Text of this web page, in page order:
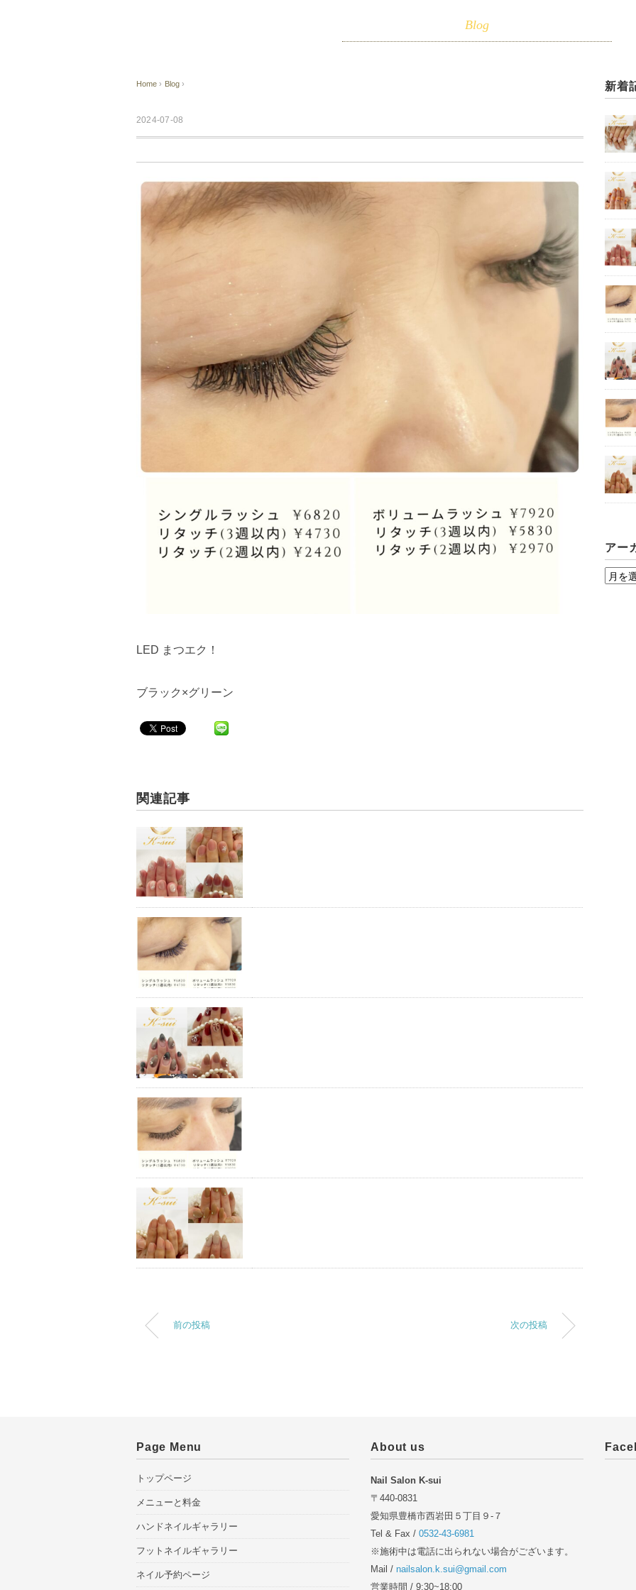
Blog
Home › Blog ›
2024-07-08
LED まつエク！
ブラック×グリーン
関連記事
前の投稿 次の投稿
新着
アー
ア
Page Menu
トップページ
メニューと料金
ハンドネイルギャラリー
フットネイルギャラリー
ネイル予約ページ
About us
Nail Salon K-sui
〒440-0831
愛知県豊橋市西岩田５丁目９-７
Tel & Fax /0532-43-6981
※施術中は電話に出られない場合がございます。
Mail /nailsalon.k.sui@gmail.com
営業時間 / 9:30~18:00